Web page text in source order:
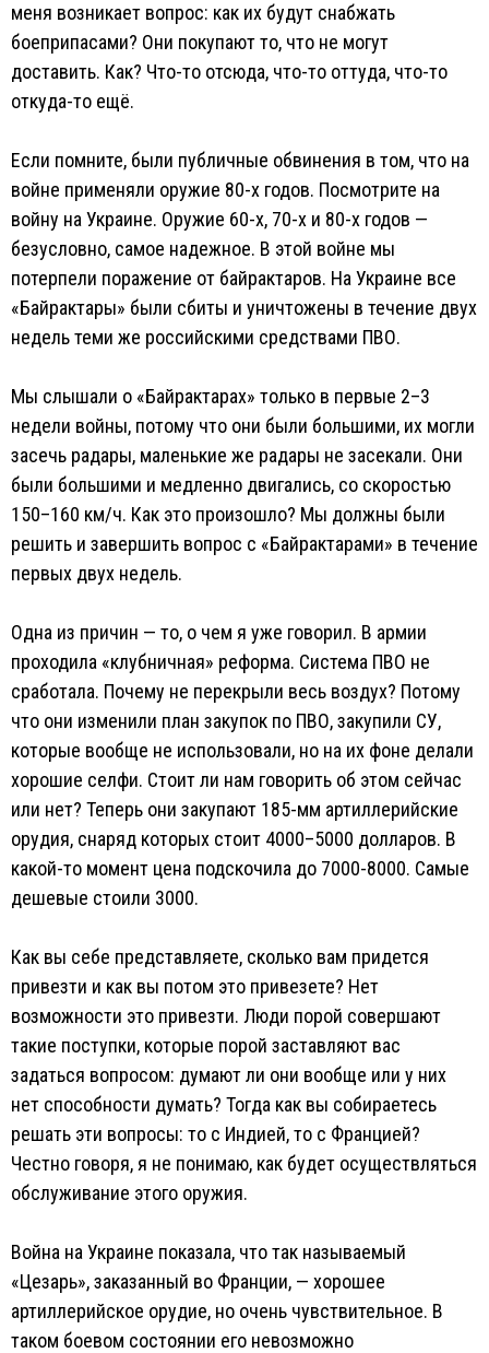
меня возникает вопрос: как их будут снабжать
боеприпасами? Они покупают то, что не могут
доставить. Как? Что-то отсюда, что-то оттуда, что-то
откуда-то ещё.
Если помните, были публичные обвинения в том, что на
войне применяли оружие 80-х годов. Посмотрите на
войну на Украине. Оружие 60-х, 70-х и 80-х годов —
безусловно, самое надежное. В этой войне мы
потерпели поражение от байрактаров. На Украине все
«Байрактары» были сбиты и уничтожены в течение двух
недель теми же российскими средствами ПВО.
Мы слышали о «Байрактарах» только в первые 2–3
недели войны, потому что они были большими, их могли
засечь радары, маленькие же радары не засекали. Они
были большими и медленно двигались, со скоростью
150–160 км/ч. Как это произошло? Мы должны были
решить и завершить вопрос с «Байрактарами» в течение
первых двух недель.
Одна из причин — то, о чем я уже говорил. В армии
проходила «клубничная» реформа. Система ПВО не
сработала. Почему не перекрыли весь воздух? Потому
что они изменили план закупок по ПВО, закупили СУ,
которые вообще не использовали, но на их фоне делали
хорошие селфи. Стоит ли нам говорить об этом сейчас
или нет? Теперь они закупают 185-мм артиллерийские
орудия, снаряд которых стоит 4000–5000 долларов. В
какой-то момент цена подскочила до 7000-8000. Самые
дешевые стоили 3000.
Как вы себе представляете, сколько вам придется
привезти и как вы потом это привезете? Нет
возможности это привезти. Люди порой совершают
такие поступки, которые порой заставляют вас
задаться вопросом: думают ли они вообще или у них
нет способности думать? Тогда как вы собираетесь
решать эти вопросы: то с Индией, то с Францией?
Честно говоря, я не понимаю, как будет осуществляться
обслуживание этого оружия.
Война на Украине показала, что так называемый
«Цезарь», заказанный во Франции, — хорошее
артиллерийское орудие, но очень чувствительное. В
таком боевом состоянии его невозможно